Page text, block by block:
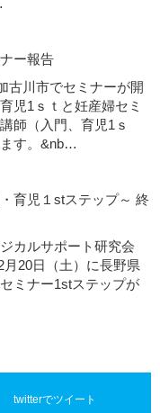
ー報告
古川市でセミナーが開
児1ｓｔと妊産婦セミ
師（入門、育児1ｓ
す。&nb…
育児１stステップ～ 終
カルサポート研究会
20日（土）に長野県
ミナー1stステップが
twitterでツイート